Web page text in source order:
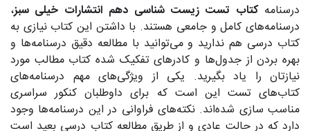
درسنامهکتاب تست زیست شناسی دهم انتشارات خیلی سبز،
درسنامه‌های کامل و جامعی هستند. با داشتن این کتاب نیازی به
کتاب درسی هم ندارید و می‌توانید با مطالعه دقیق درسنامه‌ها و
بهره بردن از جدول‌ها و کادرهای تفکیک شده کتاب مطالب مورد
نیازتان را یاد بگیرید. یکی از ویژگی‌های مهم درسنامه‌های
کتاب‌های تست این است که برای داوطلبان کنکور سراسری
مناسب سازی شده‌اند. نکته‌های فراوانی در این درسنامه‌ها وجود
دارد که در حالت عادی و از طریق مطالعه کتاب درسی بعید است